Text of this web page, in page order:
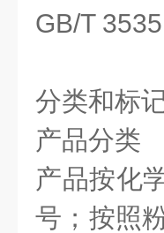
GB/T
分类和标
产品分类
产品按化
号；按照